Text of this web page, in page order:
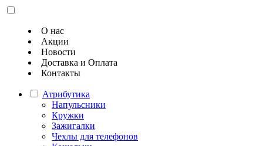
О нас
Акции
Новости
Доставка и Оплата
Контакты
Атрибутика
Напульсники
Кружки
Зажигалки
Чехлы для телефонов